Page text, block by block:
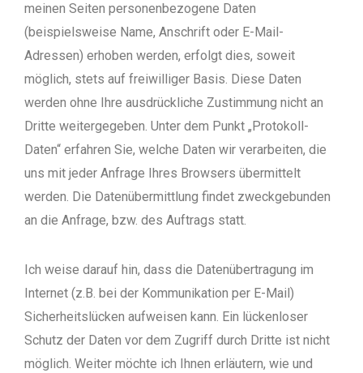
meinen Seiten personenbezogene Daten
(beispielsweise Name, Anschrift oder E-Mail-
Adressen) erhoben werden, erfolgt dies, soweit
möglich, stets auf freiwilliger Basis. Diese Daten
werden ohne Ihre ausdrückliche Zustimmung nicht an
Dritte weitergegeben. Unter dem Punkt „Protokoll-
Daten“ erfahren Sie, welche Daten wir verarbeiten, die
uns mit jeder Anfrage Ihres Browsers übermittelt
werden. Die Datenübermittlung findet zweckgebunden
an die Anfrage, bzw. des Auftrags statt.
Ich weise darauf hin, dass die Datenübertragung im
Internet (z.B. bei der Kommunikation per E-Mail)
Sicherheitslücken aufweisen kann. Ein lückenloser
Schutz der Daten vor dem Zugriff durch Dritte ist nicht
möglich. Weiter möchte ich Ihnen erläutern, wie und